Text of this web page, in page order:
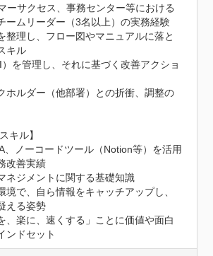
ーサクセス、事務センター等における
ームリーダー（3名以上）の実務経験
整理し、フロー図やマニュアルに落と
キル
）を管理し、それに基づく改善アクショ
ホルダー（他部署）との折衝、調整の
キル】
、ノーコードツール（Notion等）を活用
改善実績
ネジメントに関する基礎知識
境で、自ら情報をキャッチアップし、
える姿勢
、楽に、速くする」ことに価値や面白
ンドセット